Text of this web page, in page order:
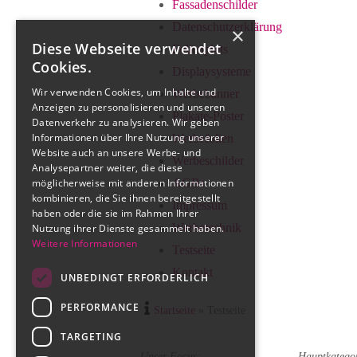
Fassadenschilder
Datenschutzerklärung
Folienplots
Displaysysteme
Werbebanner
Plakate-Poster
Werbefolien
Werbeschilder
AGBs
Impressum
Werbetechnik
Testseite
Kontakt
Startseite
×
Diese Webseite verwendet
Cookies.
Wir verwenden Cookies, um Inhalte und
Anzeigen zu personalisieren und unseren
Datenverkehr zu analysieren. Wir geben
Informationen über Ihre Nutzung unserer
Website auch an unsere Werbe- und
Analysepartner weiter, die diese
möglicherweise mit anderen Informationen
kombinieren, die Sie ihnen bereitgestellt
haben oder die sie im Rahmen Ihrer
Nutzung ihrer Dienste gesammelt haben.
Weitere Informationen
UNBEDINGT ERFORDERLICH
PERFORMANCE
TARGETING